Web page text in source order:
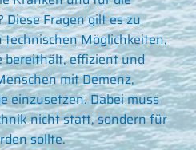
Fragen gilt es zu
Möglichkeiten,
effizient und
mit Demenz,
einzusetzen. Dabei muss
nicht statt, sondern für
sollte.